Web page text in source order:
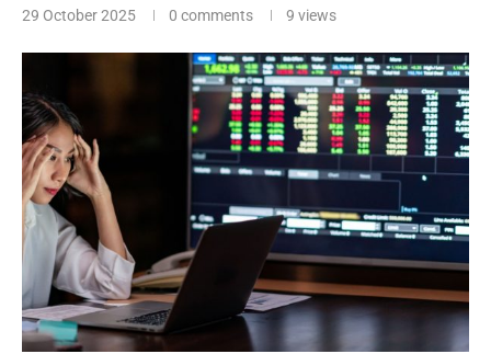
29 October 2025 0 comments 9 views